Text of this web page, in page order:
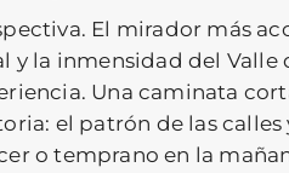
El mirador más
y la inmensidad del Valle
Una caminata
el patrón de las
o temprano en la